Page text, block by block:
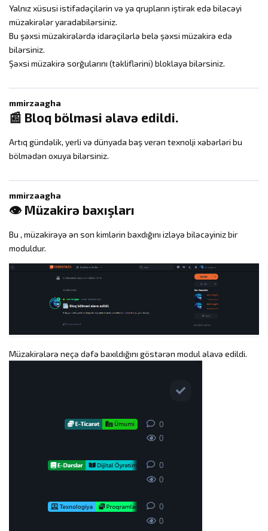
Yalnız xüsusi istifadəçilərin və ya qrupların iştirak edə biləcəyi
müzakirələr yaradabilərsiniz.
Bu şəxsi müzakirələrdə idarəçilərlə belə şəxsi müzakirə edə
bilərsiniz.
Şəxsi müzakirə sorğularını (təkliflərini) bloklaya bilərsiniz.
mmirzaagha
📰 Bloq bölməsi əlavə edildi.
Artıq gündəlik, yerli və dünyada baş verən texnolji xəbərləri bu
bölmədən oxuya bilərsiniz.
mmirzaagha
👁️ Müzakirə baxışları
Bu , müzakirəyə ən son kimlərin baxdığını izləyə biləcəyiniz bir
moduldur.
Müzakirələrə neçə dəfə baxıldığını göstərən modul əlavə edildi.